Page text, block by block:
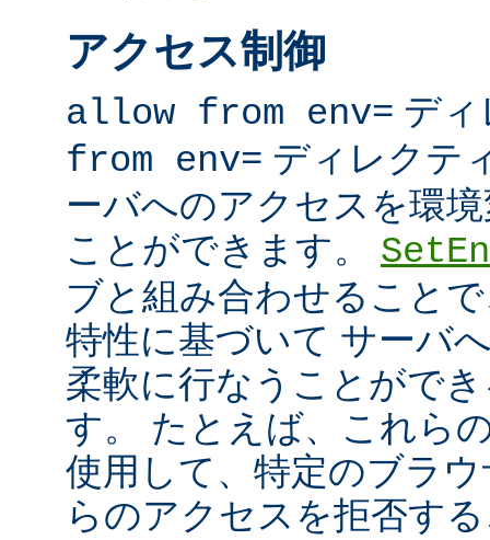
アクセス制御
allow from env= デ
from env= ディレクテ
ーバへのアクセスを環
ことができます。
ブと組み合わせること
特性に基づいて サーバ
柔軟に行なうことがで
す。 たとえば、これら
使用して、特定のブラ
らのアクセスを拒否す